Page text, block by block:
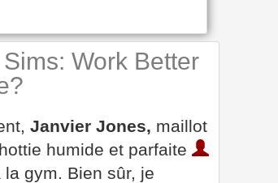
Work Better
Janvier Jones, maillot
humide et parfaite
gym. Bien sûr, je